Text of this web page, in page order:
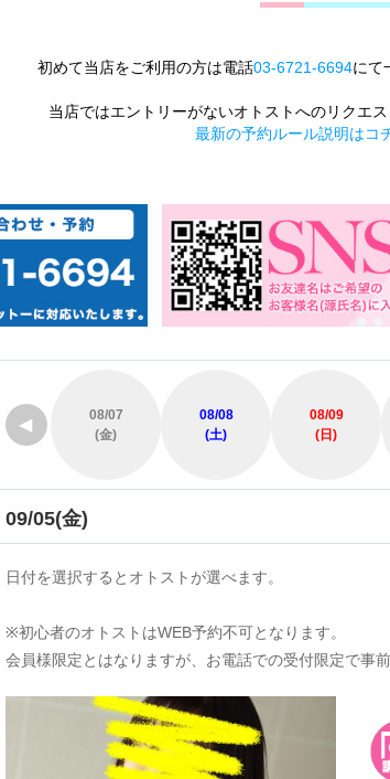
初めて当店をご利用の方は電話03-6721-6694にて
当店ではエントリーがないオトストへのリクエ
最新の予約ルール説明はコ
◀
08/07
(金)
08/08
(土)
08/09
(日)
09/05(金)
日付を選択するとオトストが選べます。
※初心者のオトストはWEB予約不可となります。
会員様限定とはなりますが、お電話での受付限定で事